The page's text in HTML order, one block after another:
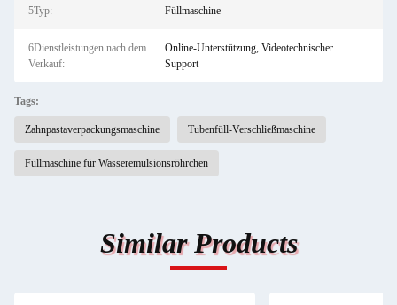
5Typ: Füllmaschine
6Dienstleistungen nach dem
Verkauf:
Online-Unterstützung, Videotechnischer
Support
Tags:
Zahnpastaverpackungsmaschine Tubenfüll-Verschließmaschine
Füllmaschine für Wasseremulsionsröhrchen
Similar Products